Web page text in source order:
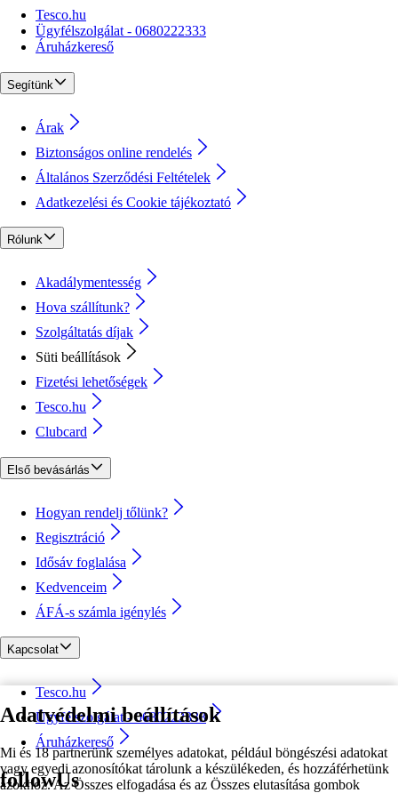
Adatvédelmi beállítások
Mi és 18 partnerünk személyes adatokat, például böngészési adatokat
vagy egyedi azonosítókat tárolunk a készülékeden, és hozzáférhetünk
azokhoz. Az Összes elfogadása és az Összes elutasítása gombok
Tesco.hu
Ügyfélszolgálat - 0680222333
Áruházkereső
Segítünk
Árak
Biztonságos online rendelés
Általános Szerződési Feltételek
Adatkezelési és Cookie tájékoztató
Rólunk
Akadálymentesség
Hova szállítunk?
Szolgáltatás díjak
Süti beállítások
Fizetési lehetőségek
Tesco.hu
Clubcard
Első bevásárlás
Hogyan rendelj tőlünk?
Regisztráció
Idősáv foglalása
Kedvenceim
ÁFÁ-s számla igénylés
Kapcsolat
Tesco.hu
Ügyfélszolgálat - 0680222333
Áruházkereső
followUs